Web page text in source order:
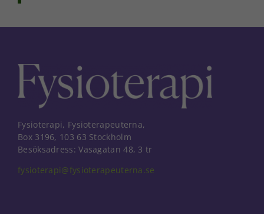
Fysioterapi, Fysioterapeuterna,
Box 3196, 103 63 Stockholm
Besöksadress: Vasagatan 48, 3 tr
fysioterapi@fysioterapeuterna.se